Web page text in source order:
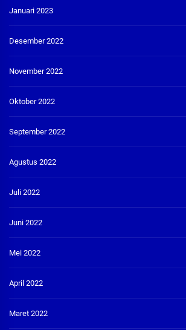
Januari 2023
Desember 2022
November 2022
Oktober 2022
September 2022
Agustus 2022
Juli 2022
Juni 2022
Mei 2022
April 2022
Maret 2022